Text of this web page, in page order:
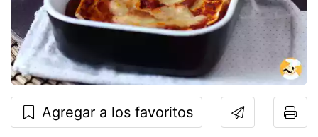
Agregar a los favoritos